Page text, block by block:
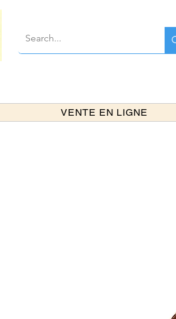
VENTE EN LIGNE